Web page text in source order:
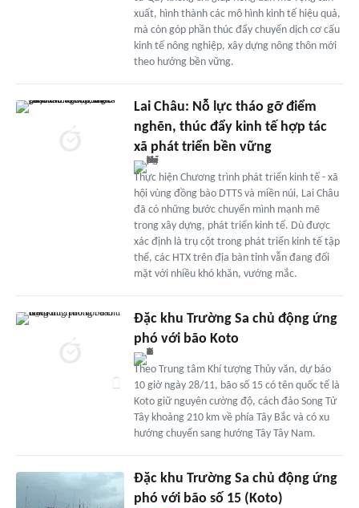
xuất, hình thành các mô hình kinh tế hiệu quả,
mà còn góp phần thúc đẩy chuyển dịch cơ cấu
kinh tế nông nghiệp, xây dựng nông thôn mới
theo hướng bền vững.
Lai Châu: Nỗ lực tháo gỡ điểm
nghẽn, thúc đẩy kinh tế hợp tác
xã phát triển bền vững
Thực hiện Chương trình phát triển kinh tế - xã
hội vùng đồng bào DTTS và miền núi, Lai Châu
đã có những bước chuyển mình mạnh mẽ
trong xây dựng, phát triển kinh tế. Dù được
xác định là trụ cột trong phát triển kinh tế tập
thể, các HTX trên địa bàn tỉnh vẫn đang đối
mặt với nhiều khó khăn, vướng mắc.
Đặc khu Trường Sa chủ động ứng
phó với bão Koto
Theo Trung tâm Khí tượng Thủy văn, dự báo
10 giờ ngày 28/11, bão số 15 có tên quốc tế là
Koto giữ nguyên cường độ, cách đảo Song Tử
Tây khoảng 210 km về phía Tây Bắc và có xu
hướng chuyển sang hướng Tây Tây Nam.
Đặc khu Trường Sa chủ động ứng
phó với bão số 15 (Koto)